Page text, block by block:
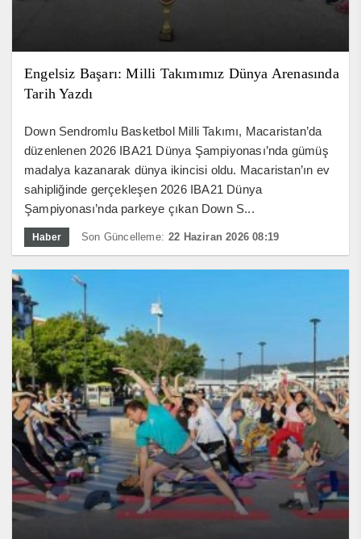
Engelsiz Başarı: Milli Takımımız Dünya Arenasında
Tarih Yazdı
Down Sendromlu Basketbol Milli Takımı, Macaristan’da
düzenlenen 2026 IBA21 Dünya Şampiyonası’nda gümüş
madalya kazanarak dünya ikincisi oldu. Macaristan’ın ev
sahipliğinde gerçekleşen 2026 IBA21 Dünya
Şampiyonası’nda parkeye çıkan Down S...
Haber Son Güncelleme: 22 Haziran 2026 08:19